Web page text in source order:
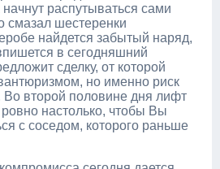
распутываться сами
смазал шестеренки
найдется забытый наряд,
в сегодняшний
сделку, от которой
но именно риск
Во второй половине дня лифт
настолько, чтобы Вы
с соседом, которого раньше